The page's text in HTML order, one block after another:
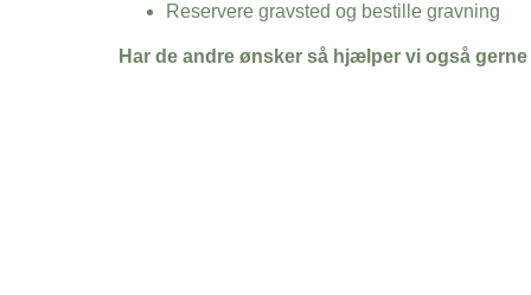
Reservere gravsted og bestille gravning
Har de andre ønsker så hjælper vi også gerne